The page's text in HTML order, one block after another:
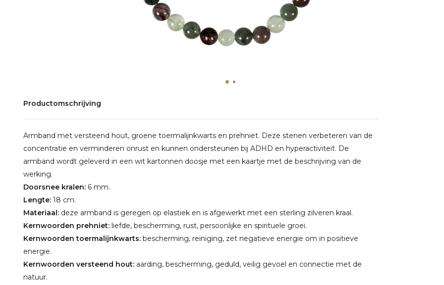
Productomschrijving
Armband met versteend hout, groene toermalijnkwarts en prehniet. Deze stenen verbeteren van de
concentratie en verminderen onrust en kunnen ondersteunen bij ADHD en hyperactiviteit. De
armband wordt geleverd in een wit kartonnen doosje met een kaartje met de beschrijving van de
werking.
Doorsnee kralen: 6 mm.
Lengte: 18 cm.
Materiaal: deze armband is geregen op elastiek en is afgewerkt met een sterling zilveren kraal.
Kernwoorden prehniet: liefde, bescherming, rust, persoonlijke en spirituele groei.
Kernwoorden toermalijnkwarts: bescherming, reiniging, zet negatieve energie om in positieve
energie.
Kernwoorden versteend hout: aarding, bescherming, geduld, veilig gevoel en connectie met de
natuur.